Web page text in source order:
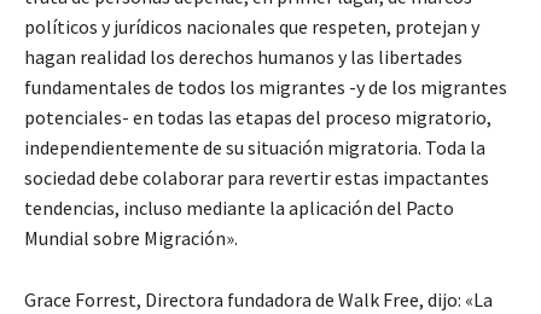
políticos y jurídicos nacionales que respeten, protejan y
hagan realidad los derechos humanos y las libertades
fundamentales de todos los migrantes -y de los migrantes
potenciales- en todas las etapas del proceso migratorio,
independientemente de su situación migratoria. Toda la
sociedad debe colaborar para revertir estas impactantes
tendencias, incluso mediante la aplicación del Pacto
Mundial sobre Migración».
Grace Forrest, Directora fundadora de Walk Free, dijo: «La